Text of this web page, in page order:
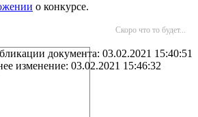
о конкурсе.
Скоро что то будет...
документа: 03.02.2021 15:40:51
изменение: 03.02.2021 15:46:32